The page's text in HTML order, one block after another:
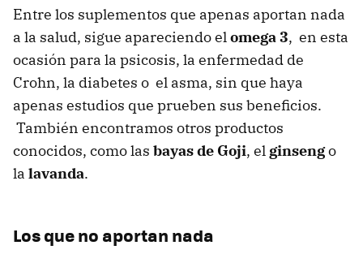
Entre los suplementos que apenas aportan nada
a la salud, sigue apareciendo elomega 3, en esta
ocasión para la psicosis, la enfermedad de
Crohn, la diabetes o el asma, sin que haya
apenas estudios que prueben sus beneficios.
También encontramos otros productos
conocidos, como las bayas de Goji, el ginsengo
la lavanda.
Los que no aportan nada